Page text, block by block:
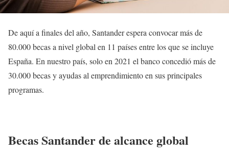
De aquí a finales del año, Santander espera convocar más de
80.000 becas a nivel global en 11 países entre los que se incluye
España. En nuestro país, solo en 2021 el banco concedió más de
30.000 becas y ayudas al emprendimiento en sus principales
programas.
Becas Santander de alcance global